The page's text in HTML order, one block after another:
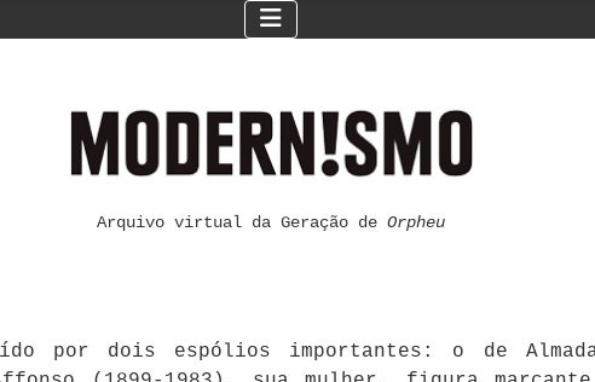
Arquivo virtual da Geração de Orpheu
por dois espólios importantes: o de